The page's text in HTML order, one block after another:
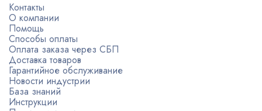
Контакты
О компании
Помощь
Способы оплаты
Оплата заказа через СБП
Доставка товаров
Гарантийное обслуживание
Новости индустрии
База знаний
Инструкции